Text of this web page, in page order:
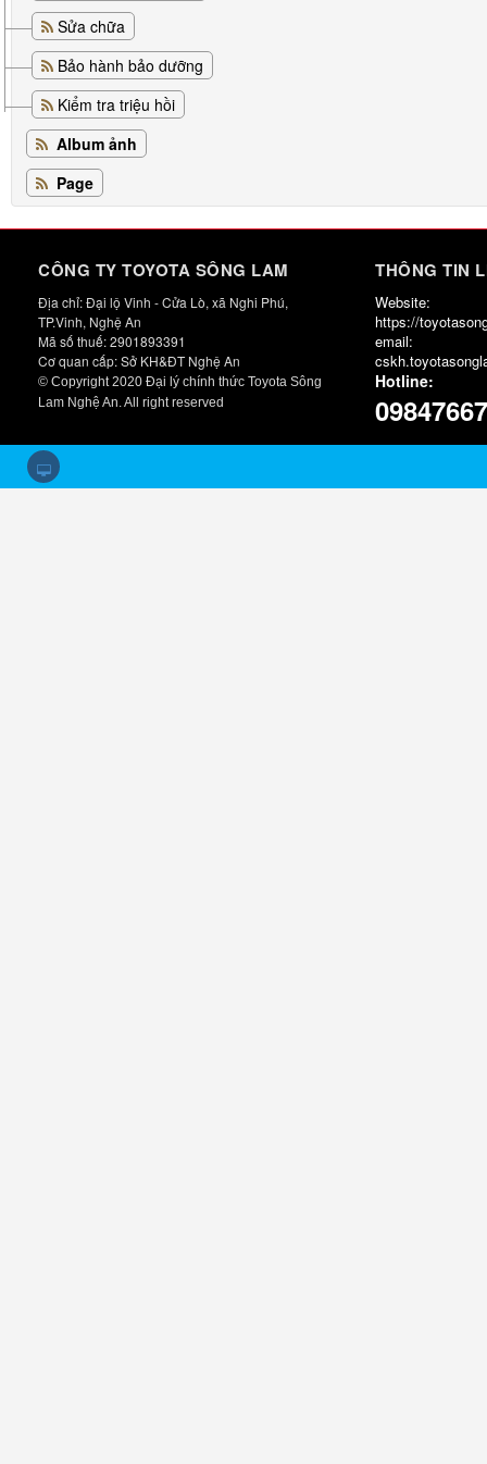
Sửa chữa
Bảo hành bảo dưỡng
Kiểm tra triệu hồi
Album ảnh
Page
CÔNG TY TOYOTA SÔNG LAM
Địa chỉ: Đại lộ Vinh - Cửa Lò, xã Nghi Phú,
TP.Vinh, Nghệ An
Mã số thuế: 2901893391
Cơ quan cấp: Sở KH&ĐT Nghệ An
© Copyright 2020 Đại lý chính thức Toyota Sông
Lam Nghệ An. All right reserved
THÔNG TIN
Website:
https://
email:
Hotline: